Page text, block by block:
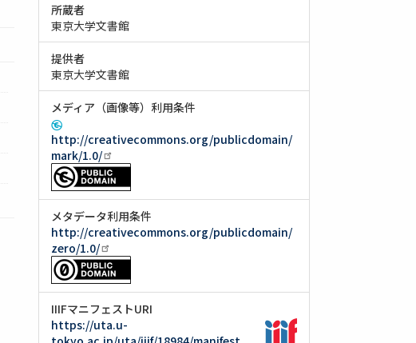
所蔵者
東京大学文書館
提供者
東京大学文書館
メディア（画像等）利用条件
http://creativecommons.org/publicdomain/
mark/1.0/
メタデータ利用条件
http://creativecommons.org/publicdomain/
zero/1.0/
IIIFマニフェストURI
https://uta.u-